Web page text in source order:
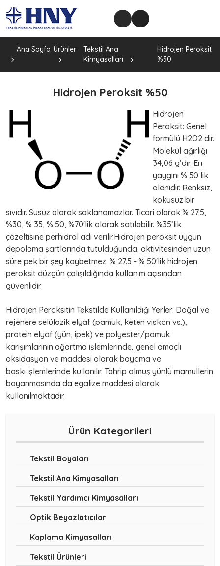
Ana Sayfa Ürünler
Tekstil Ana
Kimyasalları
Hidrojen Peroksit
%50
Hidrojen Peroksit %50
Hidrojen
Peroksit: Genel
formülü H2O2 dir.
Molekül ağırlığı
34,06 g’dır. En
yaygını % 50 lik
olanıdır. Renksiz,
kokusuz bir
sıvıdır. Susuz olarak saklanamazlar. Ticari olarak % 27.5,
%30, % 35, % 50, %70'lik olarak satılabilir. %35’lik
çözeltisine perhidrol adı verilir.Hidrojen peroksit uygun
depolama şartlarında tutulduğunda, aktivitesinden uzun
süre pek bir şey kaybetmez. % 27.5 - % 50'lik hidrojen
peroksit düzgün çalışıldığında kullanım açısından
güvenlidir.
Hidrojen Peroksitin Tekstilde Kullanıldığı Yerler: Doğal ve
rejenere selülozik elyaf (pamuk, keten viskon vs.),
protein elyaf (yün, ipek) ve polyester/pamuk
karışımlarının ağartma işlemlerinde, genel amaçlı
oksidasyon ve maddesi olarak boyama ve
baskı işlemlerinde kullanılır. Tahrip olmuş yünlü mamullerin
boyanmasında da egalize maddesi olarak
kullanılmaktadır.
Ürün Kategorileri
Tekstil Boyaları
Tekstil Ana Kimyasalları
Tekstil Yardımcı Kimyasalları
Optik Beyazlatıcılar
Kaplama Kimyasalları
Tekstil Ürünleri